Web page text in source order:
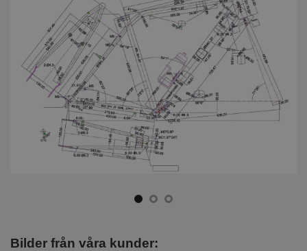
Bilder från våra kunder: